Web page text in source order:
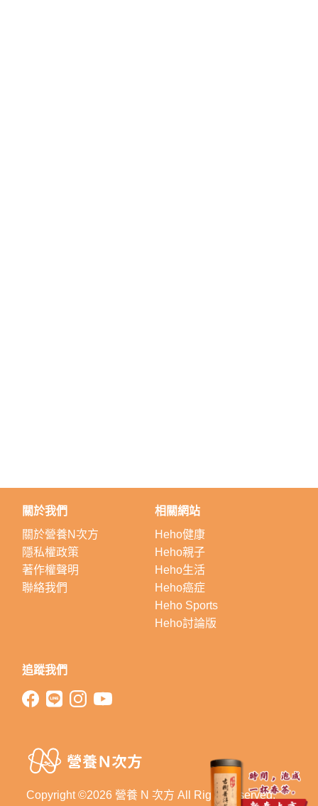
Copyright ©2026 營養 N 次方 All Right Reserved.
關於我們
關於營養N次方
隱私權政策
著作權聲明
聯絡我們
相關網站
Heho健康
Heho親子
Heho生活
Heho癌症
Heho Sports
Heho討論版
追蹤我們